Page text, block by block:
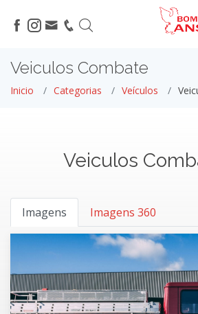
Veiculos Combate
Inicio Categorias Veículos
Veiculos
Imagens Imagens 360